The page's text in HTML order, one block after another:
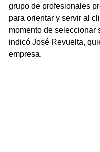
grupo de profesionales
para orientar y servir al
momento de seleccionar
indicó José Revuelta,
empresa.